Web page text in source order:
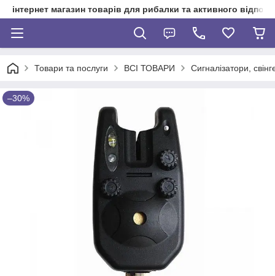
інтернет магазин товарів для рибалки та активного
Товари та послуги ВСІ ТОВАРИ Сигналізатори,
–30%